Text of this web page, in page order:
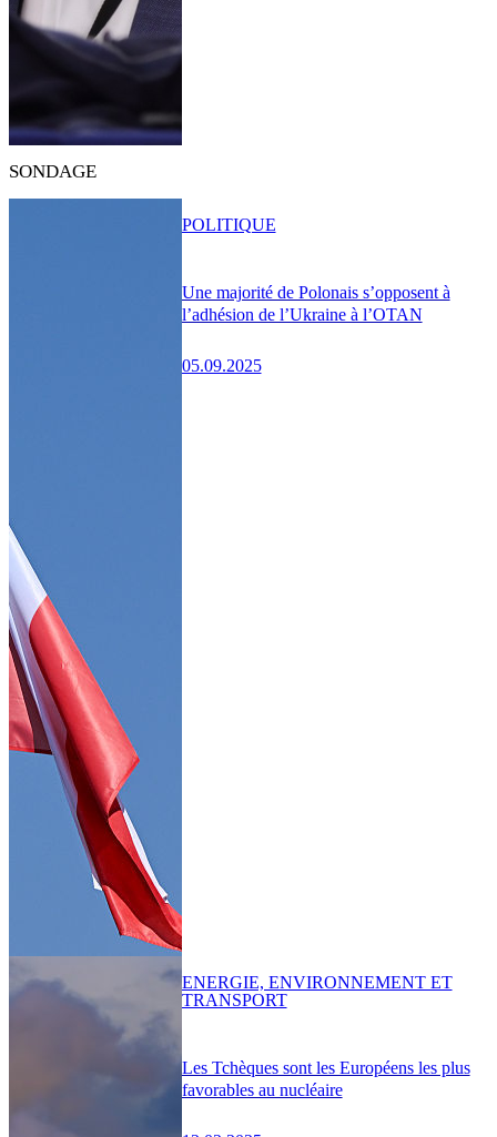
SONDAGE
Une majorité de Polonais s’opposent à
l’adhésion de l’Ukraine à l’OTAN
05.09.2025
POLITIQUE
Les Tchèques sont les Européens les plus
favorables au nucléaire
ENERGIE, ENVIRONNEMENT ET
TRANSPORT